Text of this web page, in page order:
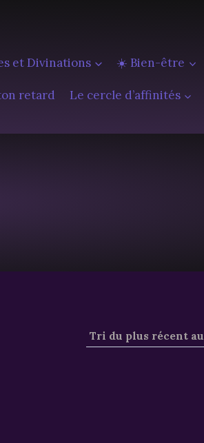
et Divinations ☀️ Bien-être
retard Le cercle d’affinités